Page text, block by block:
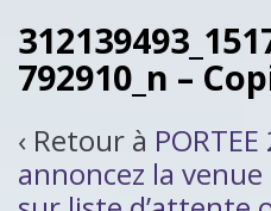
792910_n –
‹ Retour à
annoncez la